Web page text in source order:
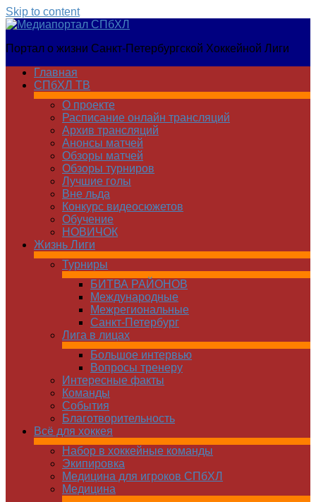
Skip to content
Медиапортал
Портал о жизни Санкт-Петербургской Хоккейной Лиги
Главная
СПбХЛ ТВ
О проекте
Расписание онлайн трансляций
Архив трансляций
Анонсы матчей
Обзоры матчей
Обзоры турниров
Лучшие голы
Вне льда
Конкурс видеосюжетов
Обучение
НОВИЧОК
Жизнь Лиги
Турниры
БИТВА РАЙОНОВ
Международные
Межрегиональные
Санкт-Петербург
Лига в лицах
Большое интервью
Вопросы тренеру
Интересные факты
Команды
Cобытия
Благотворительность
Всё для хоккея
Набор в хоккейные команды
Экипировка
Медицина для игроков СПбХЛ
Медицина